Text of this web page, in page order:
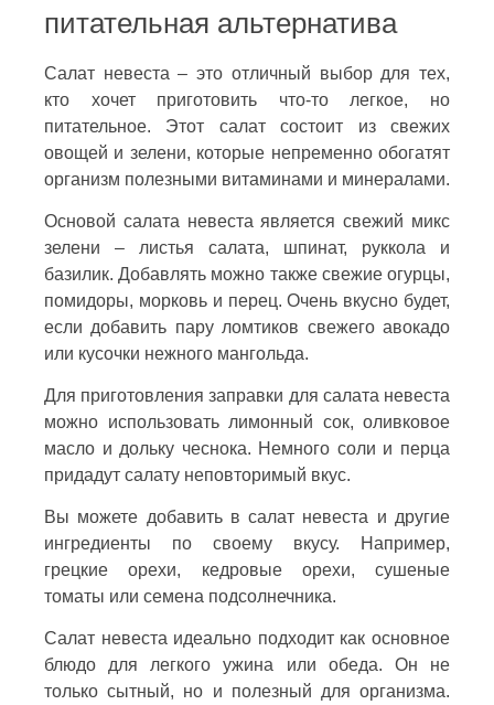
питательная альтернатива
Салат невеста – это отличный выбор для тех,
кто хочет приготовить что-то легкое, но
питательное. Этот салат состоит из свежих
овощей и зелени, которые непременно обогатят
организм полезными витаминами и минералами.
Основой салата невеста является свежий микс
зелени – листья салата, шпинат, руккола и
базилик. Добавлять можно также свежие огурцы,
помидоры, морковь и перец. Очень вкусно будет,
если добавить пару ломтиков свежего авокадо
или кусочки нежного мангольда.
Для приготовления заправки для салата невеста
можно использовать лимонный сок, оливковое
масло и дольку чеснока. Немного соли и перца
придадут салату неповторимый вкус.
Вы можете добавить в салат невеста и другие
ингредиенты по своему вкусу. Например,
грецкие орехи, кедровые орехи, сушеные
томаты или семена подсолнечника.
Салат невеста идеально подходит как основное
блюдо для легкого ужина или обеда. Он не
только сытный, но и полезный для организма.